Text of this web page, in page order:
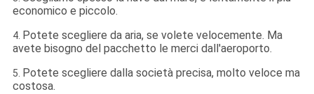
economico e piccolo.
4. Potete scegliere da aria, se volete velocemente. Ma
avete bisogno del pacchetto le merci dall'aeroporto.
5. Potete scegliere dalla società precisa, molto veloce ma
costosa.